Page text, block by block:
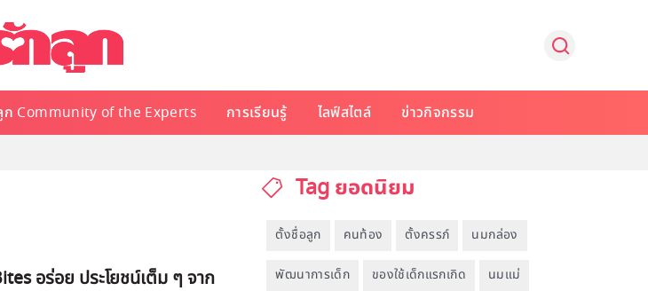
ก Community of the Experts การเรียนรู้ ไลฟ์สไตล์ ข่าวกิจกรรม
อร่อย ประโยชน์เต็ม ๆ จาก
Tag ยอดนิยม
ตั้งชื่อลูก คนท้อง ตั้งครรภ์ นมกล่อง
พัฒนาการเด็ก ของใช้เด็กแรกเกิด นมแม่